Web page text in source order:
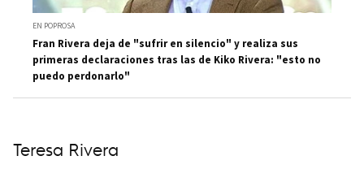
EN POPROSA
Fran Rivera deja de "sufrir en silencio" y realiza sus
primeras declaraciones tras las de Kiko Rivera: "esto no
puedo perdonarlo"
Teresa Rivera